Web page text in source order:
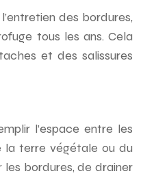
des bordures,
tous les ans. Cela
et des salissures
l’espace entre les
terre végétale ou du
bordures, de drainer